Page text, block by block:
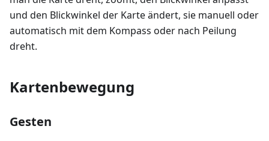
und den Blickwinkel der Karte ändert, sie manuell oder
automatisch mit dem Kompass oder nach Peilung
dreht.
Kartenbewegung
Gesten